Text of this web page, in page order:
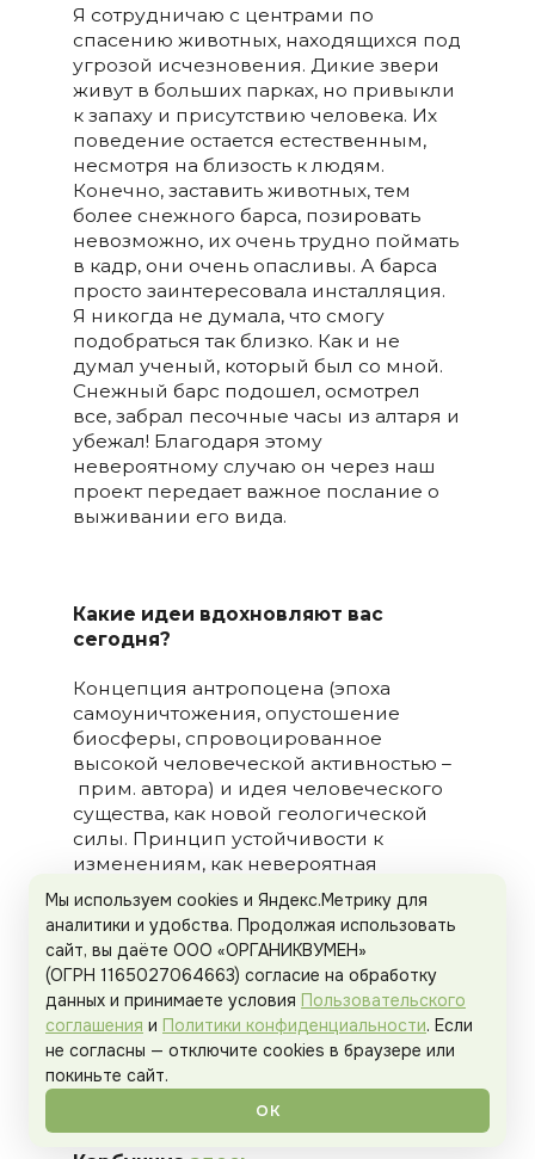
Я сотрудничаю с центрами по
спасению животных, находящихся под
угрозой исчезновения. Дикие звери
живут в больших парках, но привыкли
к запаху и присутствию человека. Их
поведение остается естественным,
несмотря на близость к людям.
Конечно, заставить животных, тем
более снежного барса, позировать
невозможно, их очень трудно поймать
в кадр, они очень опасливы. А барса
просто заинтересовала инсталляция.
Я никогда не думала, что смогу
подобраться так близко. Как и не
думал ученый, который был со мной.
Снежный барс подошел, осмотрел
все, забрал песочные часы из алтаря и
убежал! Благодаря этому
невероятному случаю он через наш
проект передает важное послание о
выживании его вида.
Какие идеи вдохновляют вас
сегодня?
Концепция антропоцена (эпоха
самоуничтожения, опустошение
биосферы, спровоцированное
высокой человеческой активностью –
прим. автора) и идея человеческого
существа, как новой геологической
силы. Принцип устойчивости к
изменениям, как невероятная
способность человека, которая могла
бы спасти нас. Идея наступления
нового мира, основанного на ином
своде правил и принципов, чем те,
которые у нас есть теперь. Выбор
между тьмой и светом становится
серьезнее, чем когда-либо.
Подробнее о выставке Анны де
Мы используем cookies и Яндекс.Метрику для
аналитики и удобства. Продолжая использовать
сайт, вы даёте ООО «ОРГАНИКВУМЕН»
(ОГРН 1165027064663) согласие на обработку
данных и принимаете условия Пользовательского
соглашения и Политики конфиденциальности. Если
не согласны — отключите cookies в браузере или
покиньте сайт.
ОК